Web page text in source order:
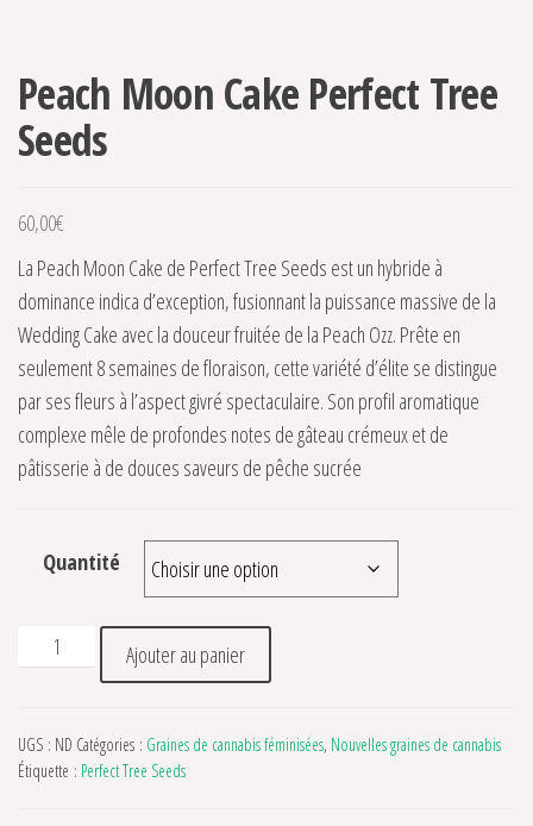
Peach Moon Cake Perfect Tree
Seeds
60,00€
La Peach Moon Cake de Perfect Tree Seeds est un hybride à
dominance indica d’exception, fusionnant la puissance massive de la
Wedding Cake avec la douceur fruitée de la Peach Ozz. Prête en
seulement 8 semaines de floraison, cette variété d’élite se distingue
par ses fleurs à l’aspect givré spectaculaire. Son profil aromatique
complexe mêle de profondes notes de gâteau crémeux et de
pâtisserie à de douces saveurs de pêche sucrée
Quantité
quantité de Peach Moon Cake Perfect Tree Seeds
Ajouter au panier
UGS : ND Catégories : Graines de cannabis féminisées, Nouvelles graines de cannabis
Étiquette : Perfect Tree Seeds